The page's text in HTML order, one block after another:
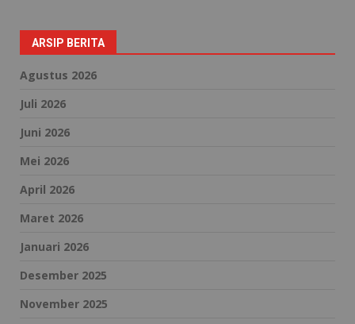
ARSIP BERITA
Agustus 2026
Juli 2026
Juni 2026
Mei 2026
April 2026
Maret 2026
Januari 2026
Desember 2025
November 2025